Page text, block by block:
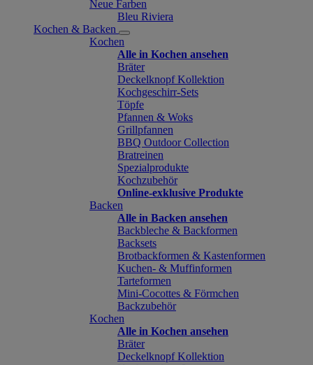
Neue Farben
Bleu Riviera
Kochen & Backen
Kochen
Alle in Kochen ansehen
Bräter
Deckelknopf Kollektion
Kochgeschirr-Sets
Töpfe
Pfannen & Woks
Grillpfannen
BBQ Outdoor Collection
Bratreinen
Spezialprodukte
Kochzubehör
Online-exklusive Produkte
Backen
Alle in Backen ansehen
Backbleche & Backformen
Backsets
Brotbackformen & Kastenformen
Kuchen- & Muffinformen
Tarteformen
Mini-Cocottes & Förmchen
Backzubehör
Kochen
Alle in Kochen ansehen
Bräter
Deckelknopf Kollektion